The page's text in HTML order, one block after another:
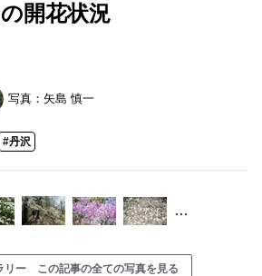
開花状況
写真： 矢島 慎一
#丹沢
…
リー この記事の全ての写真を見る